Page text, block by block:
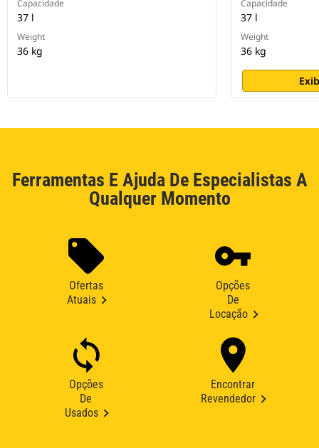
Capacidade
37 l
Weight
36 kg
Capacidade
37 l
Weight
36 kg
Ferramentas E Ajuda De Especialistas A
Qualquer Momento
Ofertas
Atuais
Opções
De
Locação
Opções
De
Usados
Encontrar
Revendedor